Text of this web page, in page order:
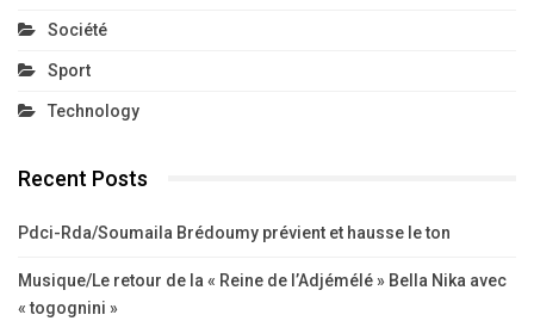
Société
Sport
Technology
Recent Posts
Pdci-Rda/Soumaila Brédoumy prévient et hausse le ton
Musique/Le retour de la « Reine de l’Adjémélé » Bella Nika avec
« togognini »